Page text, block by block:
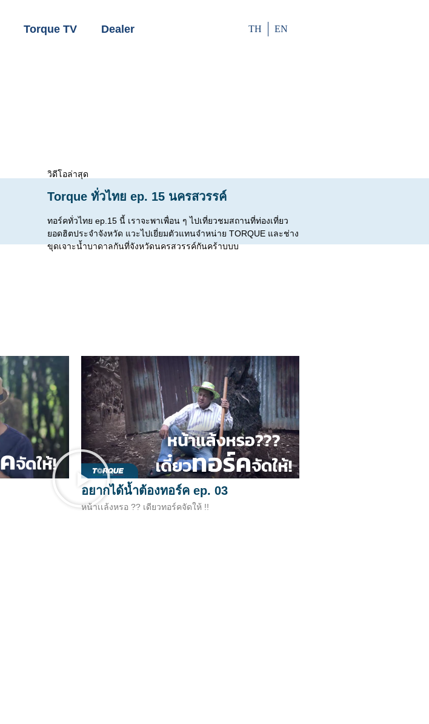
Torque TV Dealer TH EN
วิดีโอล่าสุด
Torque ทั่วไทย ep. 15 นครสวรรค์
ทอร์คทั่วไทย ep.15 นี้ เราจะพาเพื่อน ๆ ไปเที่ยวชมสถานที่ท่องเที่ยว
ยอดฮิตประจำจังหวัด แวะไปเยี่ยมตัวแทนจำหน่าย TORQUE และช่าง
ขุดเจาะน้ำบาดาลกันที่จังหวัดนครสวรรค์กันคร้าบบบ
อยากได้น้ำต้องทอร์ค ep. 03
หน้าเเล้งหรอ ?? เดียวทอร์คจัดให้ !!